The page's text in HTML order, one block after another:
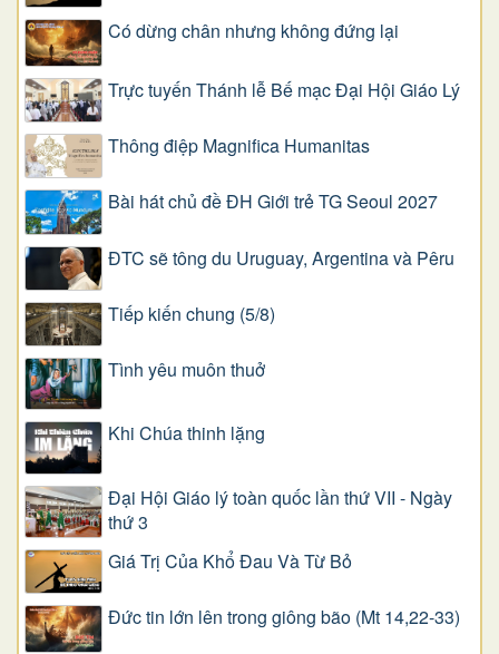
Có dừng chân nhưng không đứng lại
Trực tuyến Thánh lễ Bế mạc Đại Hội Giáo Lý
Thông điệp Magnifica Humanitas
Bài hát chủ đề ĐH Giới trẻ TG Seoul 2027
ĐTC sẽ tông du Uruguay, Argentina và Pêru
Tiếp kiến chung (5/8)
Tình yêu muôn thuở
Khi Chúa thinh lặng
Đại Hội Giáo lý toàn quốc lần thứ VII - Ngày
thứ 3
Giá Trị Của Khổ Ðau Và Từ Bỏ
Đức tin lớn lên trong giông bão (Mt 14,22-33)